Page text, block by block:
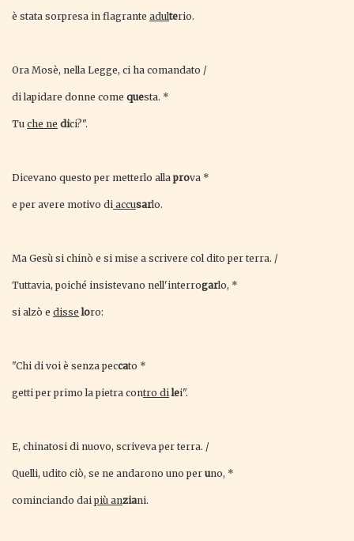
è stata sorpresa in flagrante adulterio.
Ora Mosè, nella Legge, ci ha comandato /
di lapidare donne come questa. *
Tu che ne dici?".
Dicevano questo per metterlo alla prova *
e per avere motivo di accusarlo.
Ma Gesù si chinò e si mise a scrivere col dito per terra. /
Tuttavia, poiché insistevano nell'interrogarlo, *
si alzò e disse loro:
"Chi di voi è senza peccato *
getti per primo la pietra contro di lei".
E, chinatosi di nuovo, scriveva per terra. /
Quelli, udito ciò, se ne andarono uno per uno, *
cominciando dai più anziani.